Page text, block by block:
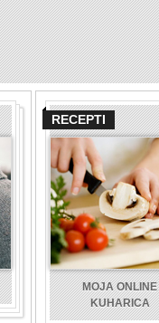
RECEPTI
MOJA ONLINE
KUHARICA